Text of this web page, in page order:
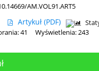
AM.VOL91.ART5
Artykuł (PDF)
41 Wyświetlenia: 243